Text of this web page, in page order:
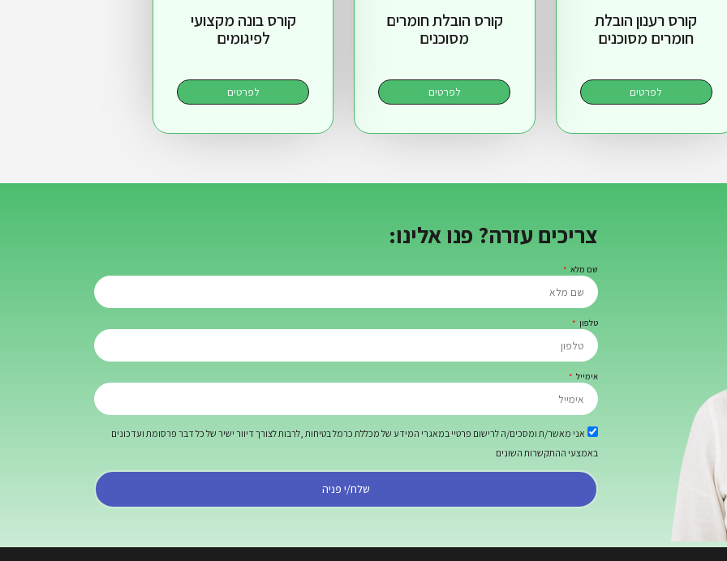
קורס רענון הובלת
חומרים מסוכנים
לפרטים
קורס הובלת חומרים
מסוכנים
לפרטים
קורס בונה מקצועי
לפיגומים
לפרטים
צריכים עזרה? פנו אלינו:
שם מלא
טלפון
אימייל
אני מאשר/ת ומסכים/ה לרישום פרטיי במאגרי המידע של מכללת כרמל בטיחות ,לרבות לצורך דיוור ישיר של כל דבר פרסומת ועדכונים
באמצעי ההתקשרות השונים
שלח/י פניה